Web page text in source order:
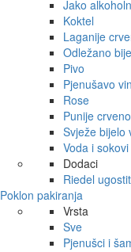
Jako
Koktel
Laganije
Odležano
Pivo
Pjenušavo
Rose
Punije
Svježe bijelo
Voda i sokovi
Dodaci
Riedel
Poklon pakiranja
Vrsta
Sve
Pjenušci i